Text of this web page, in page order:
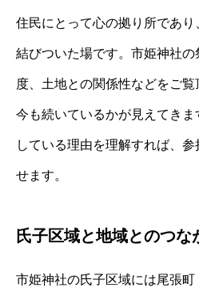
住民にとって心の拠り所であ
結びついた場です。市姫神社の
度、土地との関係性などをご
今も続いているかが見えてき
している理由を理解すれば、
せます。
氏子区域と地域とのつな
市姫神社の氏子区域には尾張町